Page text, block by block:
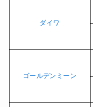
ダイワ
ゴールデンミーン